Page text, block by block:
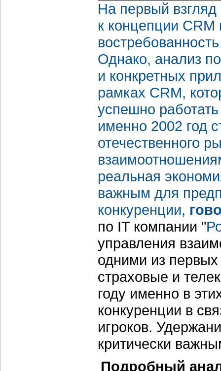
На первый взгляд
к концепции
Однако, анализ
и конкретных
рамках CRM,
успешно
именно 2002 год
отечественного
реальная
важным для
конкуренции,
по IT компании "
управления
одними из
страховые и
году именно в
конкуренции в
игроков.
критически
Подробный